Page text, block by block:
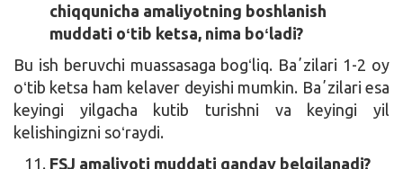
chiqqunicha amaliyotning boshlanish
muddati oʻtib ketsa, nima boʻladi?
Bu ish beruvchi muassasaga bogʻliq. Baʼzilari 1-2 oy
oʻtib ketsa ham kelaver deyishi mumkin. Baʼzilari esa
keyingi yilgacha kutib turishni va keyingi yil
kelishingizni soʻraydi.
FSJ amaliyoti muddati qanday belgilanadi?